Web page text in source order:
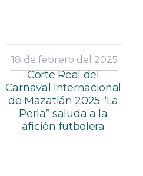
18 de febrero del 2025
Corte Real del
Carnaval Internacional
de Mazatlán 2025 “La
Perla” saluda a la
afición futbolera